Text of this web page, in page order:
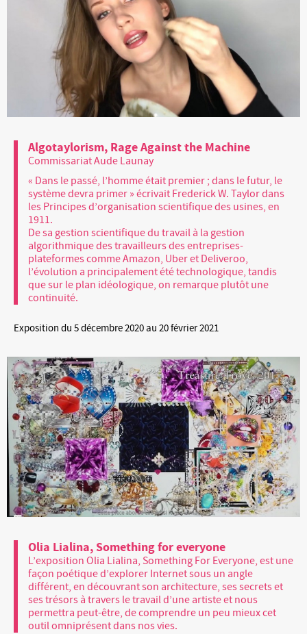
Algotaylorism, Rage Against the Machine
Commissariat Aude Launay
« Dans le passé, l’homme était premier ; dans le futur, le
système devra primer » écrivait Frederick W. Taylor dans
les Principes d’organisation scientifique des usines, en
1911.
De sa gestion scientifique du travail à la gestion
algorithmique des travailleurs des entreprises-
plateformes comme Amazon, Uber et Deliveroo,
l’évolution a principalement été technologique, tandis
que sur le plan idéologique, on remarque plutôt une
continuité.
Exposition du 5 décembre 2020 au 20 février 2021
Olia Lialina, Something for everyone
L’exposition Olia Lialina, Something For Everyone, est une
façon poétique d’explorer Internet sous un angle
différent, en découvrant son architecture, ses secrets et
ses trésors à travers le travail d’une artiste et nous
permettra peut-être, de comprendre un peu mieux cet
outil omniprésent dans nos vies.